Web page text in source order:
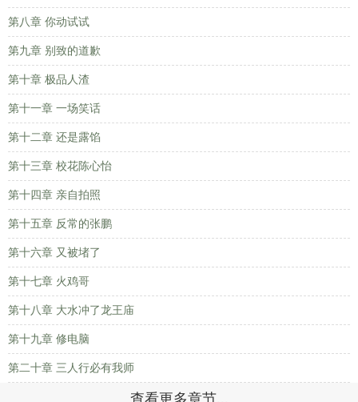
第八章 你动试试
第九章 别致的道歉
第十章 极品人渣
第十一章 一场笑话
第十二章 还是露馅
第十三章 校花陈心怡
第十四章 亲自拍照
第十五章 反常的张鹏
第十六章 又被堵了
第十七章 火鸡哥
第十八章 大水冲了龙王庙
第十九章 修电脑
第二十章 三人行必有我师
查看更多章节...